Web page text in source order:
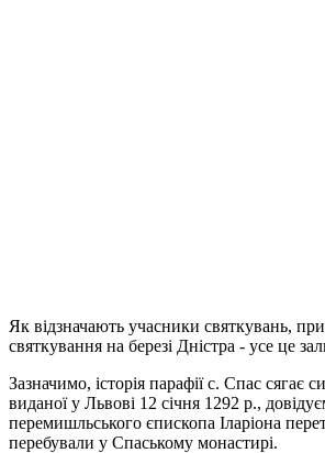
Як відзначають учасники святкувань,
святкування на березі Дністра - усе це
Зазначимо, історія парафії с. Спас сягає
виданої у Львові 12 січня 1292 р.,
перемишльського єпископа Іларіона
перебували у Спаському монастирі.